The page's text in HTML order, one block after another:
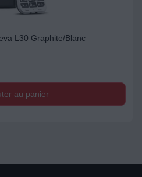
L30 Graphite/Blanc
au panier